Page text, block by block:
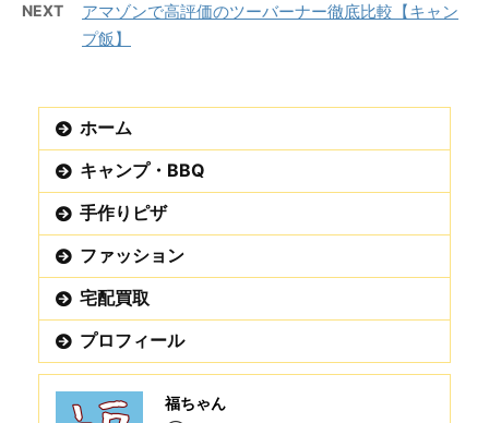
NEXT
アマゾンで高評価のツーバーナー徹底比較【キャン
プ飯】
ホーム
キャンプ・BBQ
手作りピザ
ファッション
宅配買取
プロフィール
福ちゃん